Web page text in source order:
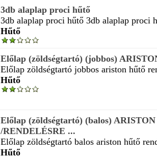
3db alaplap proci hűtő
3db alaplap proci hűtő 3db alaplap proci
Hűtő
Előlap (zöldségtartó) (jobbos)
Előlap zöldségtartó jobbos ariston hűtő
Hűtő
Előlap (zöldségtartó) (balos)
/RENDELÉSRE ...
Előlap zöldségtartó balos ariston hűtő
Hűtő